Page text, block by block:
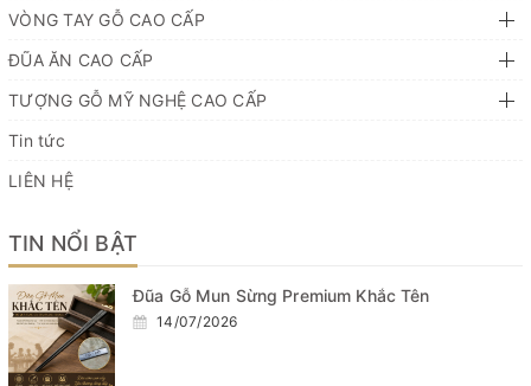
VÒNG TAY GỖ CAO CẤP
ĐŨA ĂN CAO CẤP
TƯỢNG GỖ MỸ NGHỆ CAO CẤP
Tin tức
LIÊN HỆ
TIN NỔI BẬT
Đũa Gỗ Mun Sừng Premium Khắc Tên
14/07/2026